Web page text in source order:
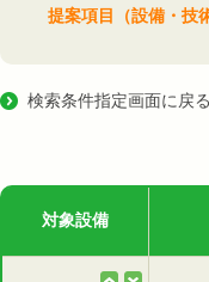
提案項目（設備・技
検索条件指定画面に戻る
対象設備